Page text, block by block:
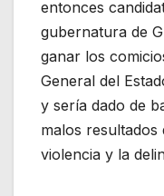
entonces
gubernatura de
ganar los
General del
y sería dado de
malos
violencia y la